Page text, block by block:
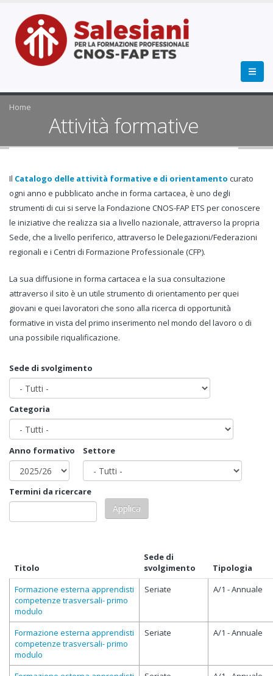
Home
Attività formative
Il Catalogo delle attività formative e di orientamento curato
ogni anno e pubblicato anche in forma cartacea, è uno degli
strumenti di cui si serve la Fondazione CNOS-FAP ETS per conoscere
le iniziative che realizza sia a livello nazionale, attraverso la propria
Sede, che a livello periferico, attraverso le Delegazioni/Federazioni
regionali e i Centri di Formazione Professionale (CFP).
La sua diffusione in forma cartacea e la sua consultazione
attraverso il sito è un utile strumento di orientamento per quei
giovani e quei lavoratori che sono alla ricerca di opportunità
formative in vista del primo inserimento nel mondo del lavoro o di
una possibile riqualificazione.
Sede di svolgimento
Categoria
Anno formativo Settore
Termini da ricercare
Titolo
Sede di
svolgimento
Tipologia
Formazione esterna apprendisti
competenze trasversali- primo
modulo
Seriate A/1 - Annuale
Formazione esterna apprendisti
competenze trasversali- primo
modulo
Seriate A/1 - Annuale